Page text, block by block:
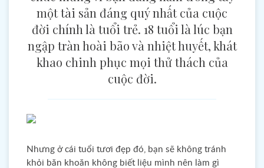
một tài sản đáng quý nhất của cuộc
đời chính là tuổi trẻ. 18 tuổi là lúc bạn
ngập tràn hoài bão và nhiệt huyết, khát
khao chinh phục mọi thử thách của
cuộc đời.
Nhưng ở cái tuổi tươi đẹp đó, bạn sẽ không tránh
khỏi băn khoăn không biết liệu mình nên làm gì